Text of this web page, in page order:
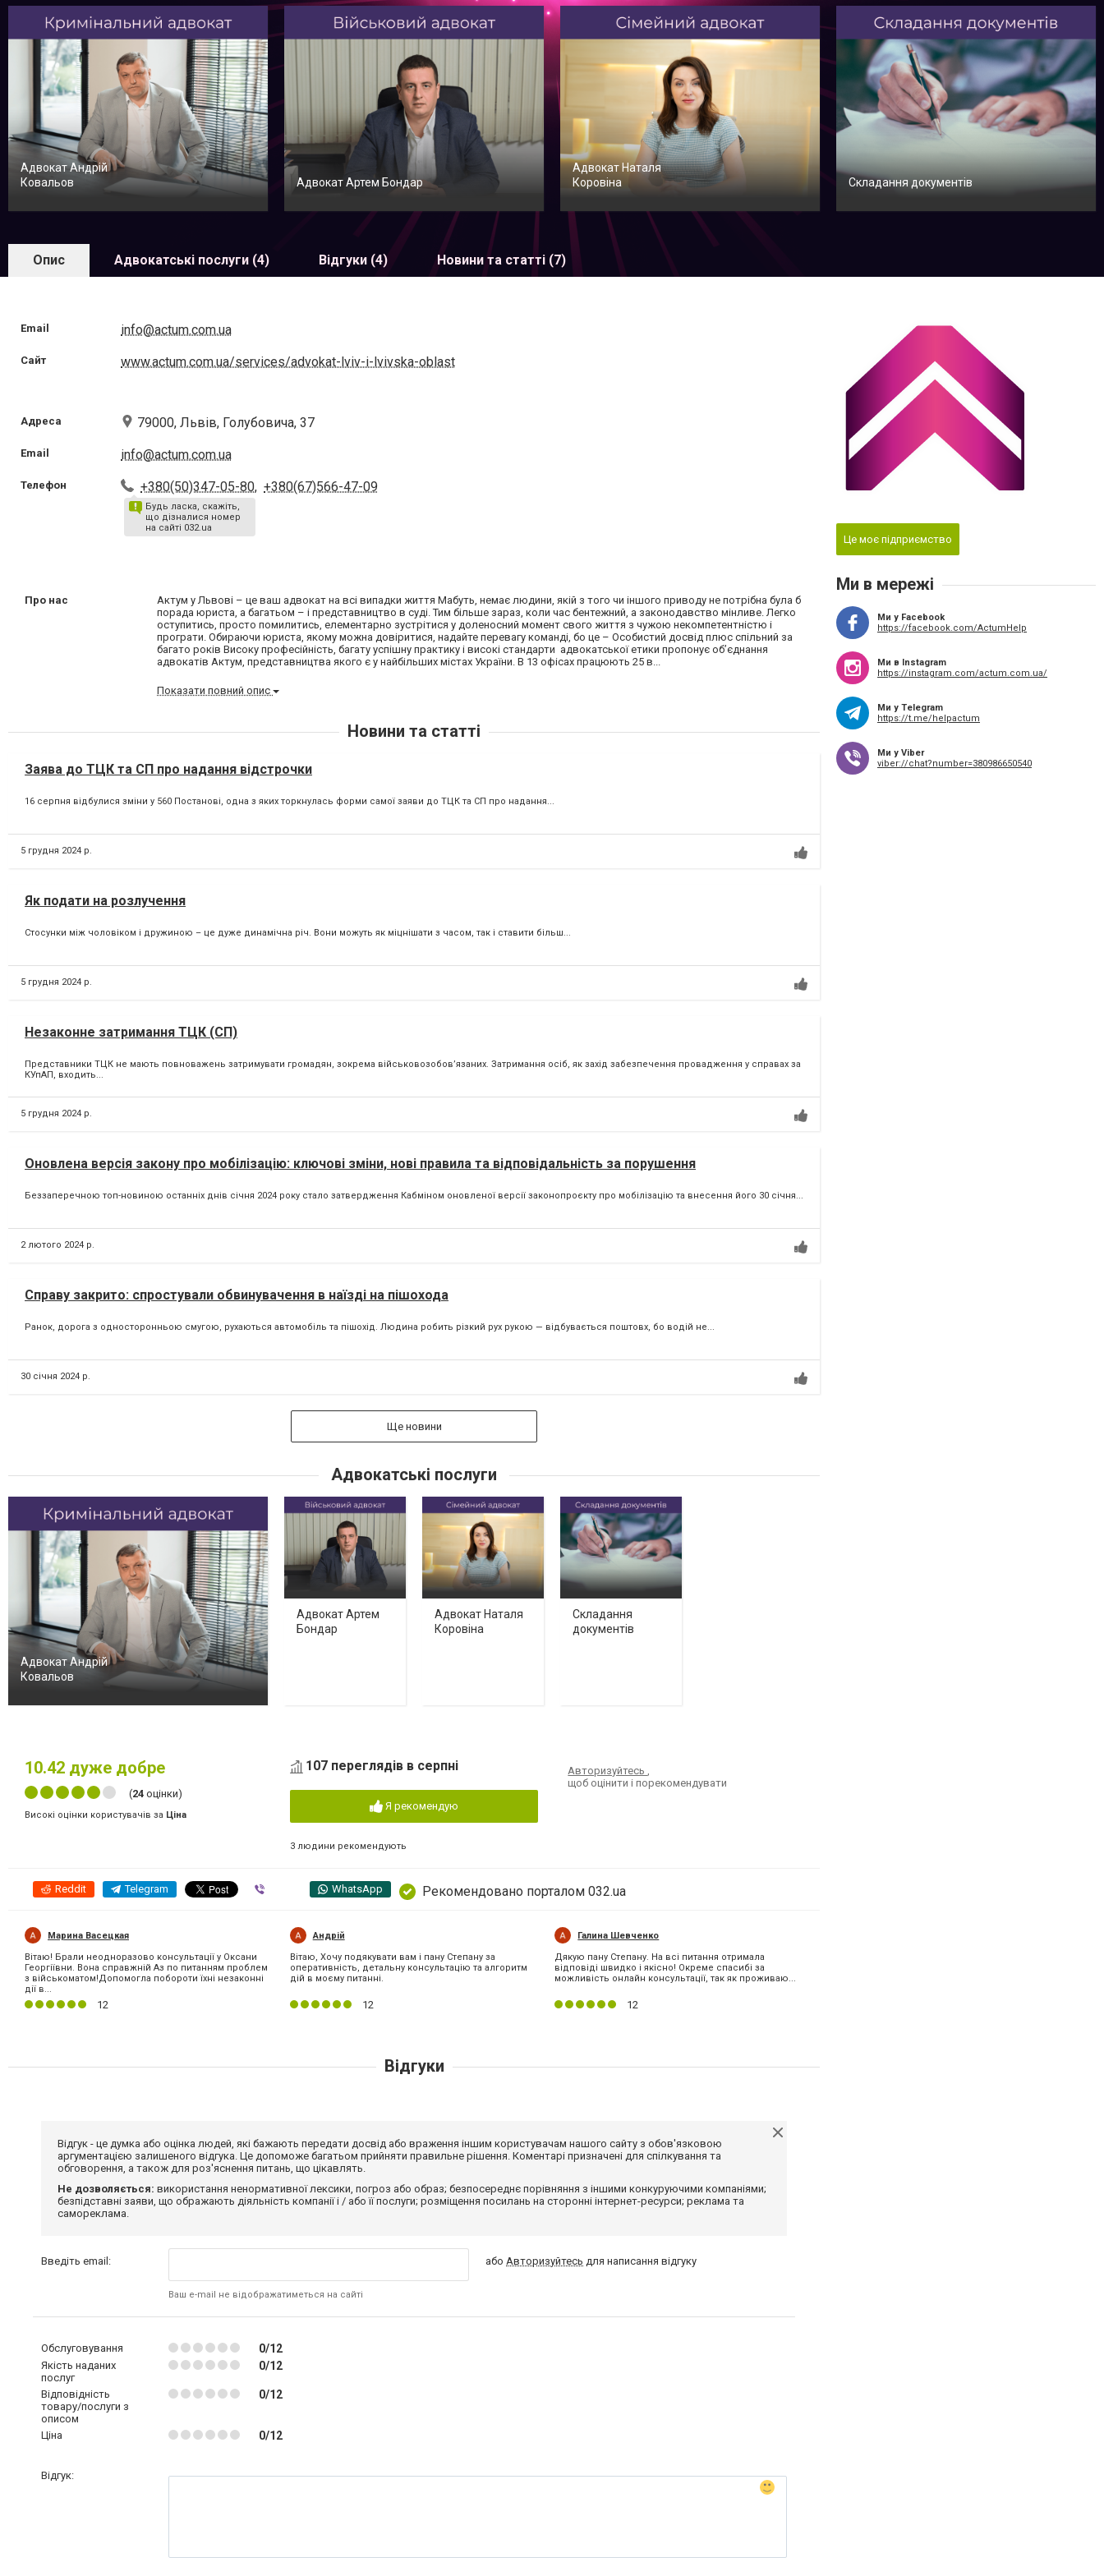
Адвокат Андрій
Ковальов
Адвокат Артем Бондар
Адвокат Наталя
Коровіна
Складання документів
Опис Адвокатські послуги (4) Відгуки (4) Новини та статті (7)
Email info@actum.com.ua
Сайт www.actum.com.ua/services/advokat-lviv-i-lvivska-oblast
Адреса 79000, Львів, Голубовича, 37
Email info@actum.com.ua
Телефон +380(50)347-05-80, +380(67)566-47-09
Будь ласка, скажіть,
що дізналися номер
на сайті 032.ua
Про нас
Актум у Львові – це ваш адвокат на всі випадки життя Мабуть, немає людини, якій з того чи іншого приводу не потрібна була б
порада юриста, а багатьом – і представництво в суді. Тим більше зараз, коли час бентежний, а законодавство мінливе. Легко
оступитись, просто помилитись, елементарно зустрітися у доленосний момент свого життя з чужою некомпетентністю і
програти. Обираючи юриста, якому можна довіритися, надайте перевагу команді, бо це – Особистий досвід плюс спільний за
багато років Високу професійність, багату успішну практику і високі стандарти адвокатської етики пропонує об’єднання
адвокатів Актум, представництва якого є у найбільших містах України. В 13 офісах працюють 25 в...
Показати повний опис
Новини та статті
Заява до ТЦК та СП про надання відстрочки
16 серпня відбулися зміни у 560 Постанові, одна з яких торкнулась форми самої заяви до ТЦК та СП про надання...
5 грудня 2024 р.
Як подати на розлучення
Стосунки між чоловіком і дружиною – це дуже динамічна річ. Вони можуть як міцнішати з часом, так і ставити більш...
5 грудня 2024 р.
Незаконне затримання ТЦК (СП)
Представники ТЦК не мають повноважень затримувати громадян, зокрема військовозобов’язаних. Затримання осіб, як захід забезпечення провадження у справах за
КУпАП, входить...
5 грудня 2024 р.
Оновлена версія закону про мобілізацію: ключові зміни, нові правила та відповідальність за порушення
Беззаперечною топ-новиною останніх днів січня 2024 року стало затвердження Кабміном оновленої версії законопроєкту про мобілізацію та внесення його 30 січня...
2 лютого 2024 р.
Справу закрито: спростували обвинувачення в наїзді на пішохода
Ранок, дорога з односторонньою смугою, рухаються автомобіль та пішохід. Людина робить різкий рух рукою — відбувається поштовх, бо водій не...
30 січня 2024 р.
Ще новини
Адвокатські послуги
Адвокат Андрій
Ковальов
Адвокат Артем
Бондар
Адвокат Наталя
Коровіна
Складання
документів
10.42 дуже добре
(24 оцінки)
Високі оцінки користувачів за Ціна
107 переглядів в серпні
Я рекомендую
3 людини рекомендують
Авторизуйтесь
щоб оцінити і порекомендувати
Reddit Telegram WhatsApp Рекомендовано порталом 032.ua
Марина Васецкая
Вітаю! Брали неодноразово консультації у Оксани
Георгіївни. Вона справжній Аз по питанням проблем
з військоматом!Допомогла побороти їхні незаконні
дії в...
12
Андрій
Вітаю, Хочу подякувати вам і пану Степану за
оперативність, детальну консультацію та алгоритм
дій в моєму питанні.
12
Галина Шевченко
Дякую пану Степану. На всі питання отримала
відповіді швидко і якісно! Окреме спасибі за
можливість онлайн консультації, так як проживаю...
12
Це моє підприємство
Ми в мережі
Ми у Facebook
https://facebook.com/ActumHelp
Ми в Instagram
https://instagram.com/actum.com.ua/
Ми у Telegram
https://t.me/helpactum
Ми у Viber
viber://chat?number=380986650540
Відгуки
Відгук - це думка або оцінка людей, які бажають передати досвід або враження іншим користувачам нашого сайту з обов'язковою
аргументацією залишеного відгука. Це допоможе багатьом прийняти правильне рішення. Коментарі призначені для спілкування та
обговорення, а також для роз'яснення питань, що цікавлять.
Не дозволяється: використання ненормативної лексики, погроз або образ; безпосереднє порівняння з іншими конкуруючими компаніями;
безпідставні заяви, що ображають діяльність компанії і / або її послуги; розміщення посилань на сторонні інтернет-ресурси; реклама та
самореклама.
Введіть email:
Ваш e-mail не відображатиметься на сайті
абоАвторизуйтесь для написання відгуку
Обслуговування 0/12
Якість наданих
послуг
0/12
Відповідність
товару/послуги з
описом
0/12
Ціна 0/12
Відгук: